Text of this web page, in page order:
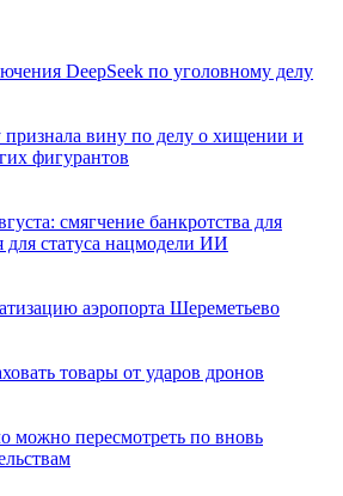
DeepSeek по уголовному делу
признала вину по делу о хищении и
фигурантов
смягчение банкротства для
для статуса нацмодели ИИ
аэропорта Шереметьево
товары от ударов дронов
можно пересмотреть по вновь